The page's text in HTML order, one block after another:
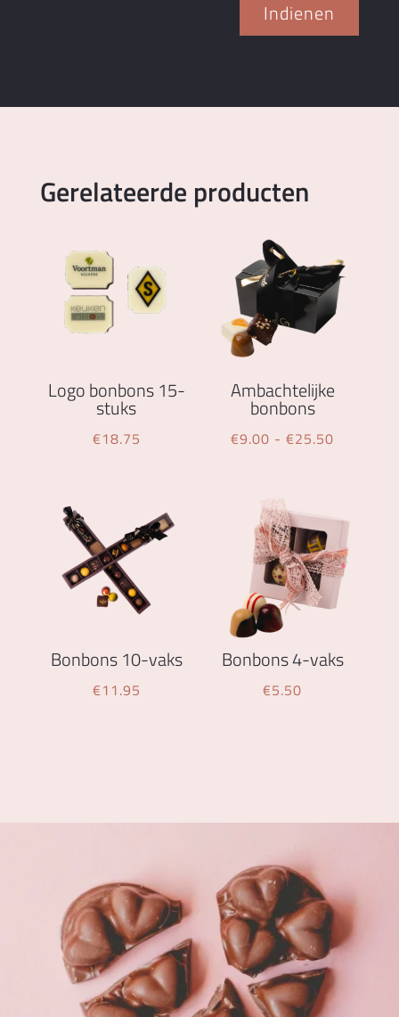
Indienen
Gerelateerde producten
Logo bonbons 15-
stuks
€18.75
Ambachtelijke
bonbons
€9.00 - €25.50
Bonbons 10-vaks
€11.95
Bonbons 4-vaks
€5.50